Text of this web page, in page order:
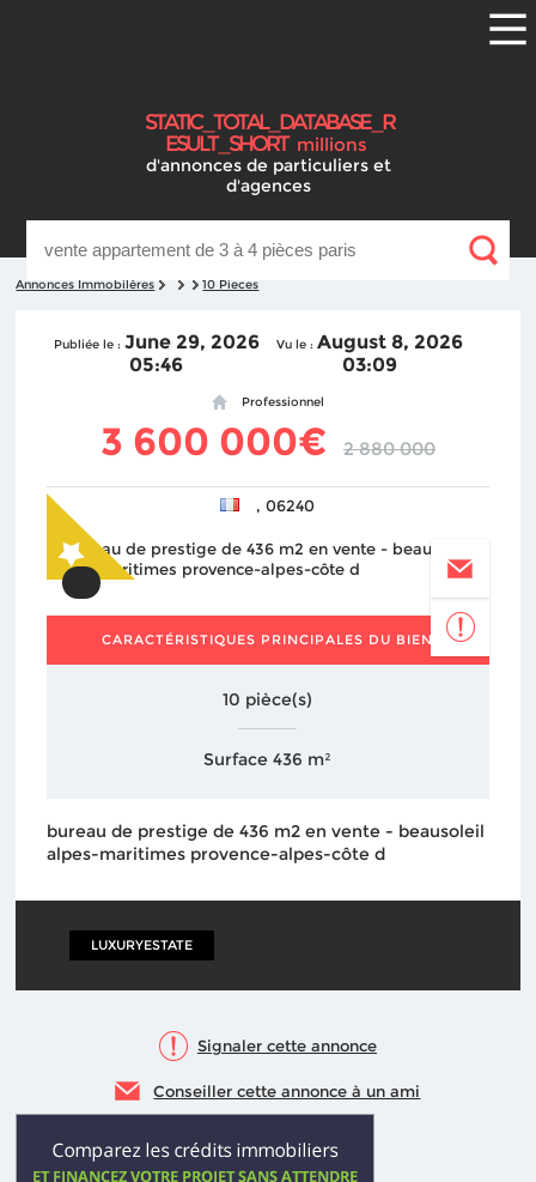
STAT
I
C_TOTA
L_DATABAS
E_R
ESUL
T_SHOR
T millions
d'annonces de particuliers et
d'agences
Annonces Immobilères 10 Pieces
Publiée le : June 29, 2026
05:46
Vu le :August 8, 2026
03:09
Professionnel
3 600 000€ 2 880 000
, 06240
CARACTÉRISTIQUES PRINCIPALES DU BIEN
10 pièce(s)
Surface 436 m²
bureau de prestige de 436 m2 en vente - beausoleil
alpes-maritimes provence-alpes-côte d
LUXURYESTATE
Signaler cette annonce
Conseiller cette annonce à un ami